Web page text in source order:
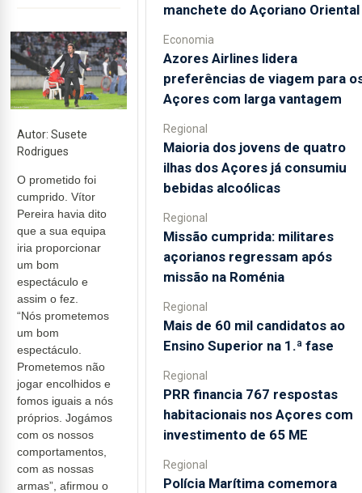
Autor: Susete
Rodrigues
O prometido foi
cumprido. Vítor
Pereira havia dito
que a sua equipa
iria proporcionar
um bom
espectáculo e
assim o fez.
“Nós prometemos
um bom
espectáculo.
Prometemos não
jogar encolhidos e
fomos iguais a nós
próprios. Jogámos
com os nossos
comportamentos,
com as nossas
armas”, afirmou o
manchete do Açoriano Oriental
Economia
Azores Airlines lidera
preferências de viagem para
Açores com larga vantagem
Regional
Maioria dos jovens de quatro
ilhas dos Açores já consumiu
bebidas alcoólicas
Regional
Missão cumprida: militares
açorianos regressam após
missão na Roménia
Regional
Mais de 60 mil candidatos ao
Ensino Superior na 1.ª fase
Regional
PRR financia 767 respostas
habitacionais nos Açores com
investimento de 65 ME
Regional
Polícia Marítima comemora